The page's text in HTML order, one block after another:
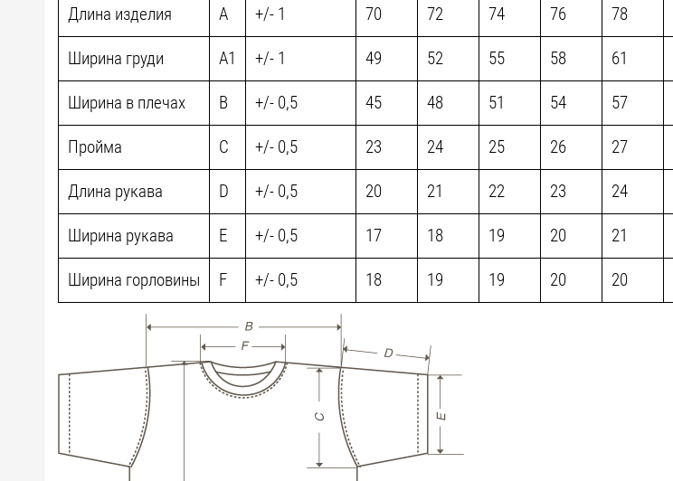
Длина изделия A +/- 1 70 72 74 76 78
Ширина груди A1 +/- 1 49 52 55 58 61
Ширина в плечах B +/- 0,5 45 48 51 54 57
Пройма C +/- 0,5 23 24 25 26 27
Длина рукава D +/- 0,5 20 21 22 23 24
Ширина рукава E +/- 0,5 17 18 19 20 21
Ширина горловины F +/- 0,5 18 19 19 20 20